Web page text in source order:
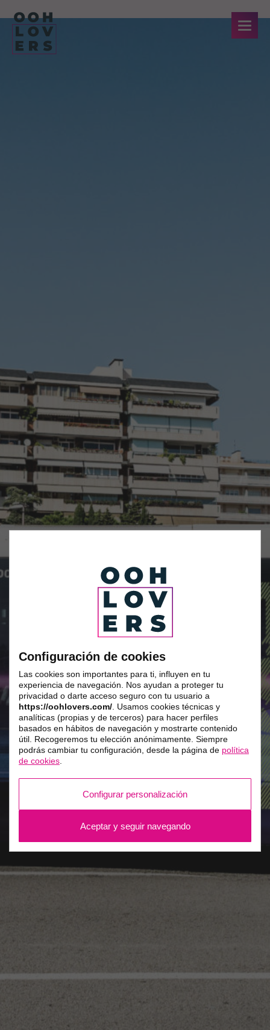
Configuración de cookies
Las cookies son importantes para ti, influyen en tu
experiencia de navegación. Nos ayudan a proteger tu
privacidad o darte acceso seguro con tu usuario a
https://oohlovers.com/. Usamos cookies técnicas y
analíticas (propias y de terceros) para hacer perfiles
basados en hábitos de navegación y mostrarte contenido
útil. Recogeremos tu elección anónimamente. Siempre
podrás cambiar tu configuración, desde la página de política
de cookies.
Configurar personalización
Aceptar y seguir navegando